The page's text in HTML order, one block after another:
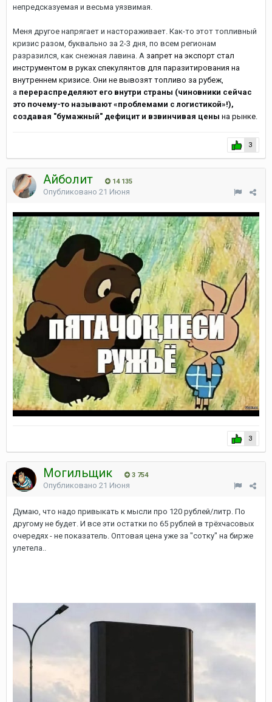
непредсказуемая и весьма уязвимая.
Меня другое напрягает и настораживает. Как-то этот топливный
кризис разом, буквально за 2-3 дня, по всем регионам
разразился, как снежная лавина. А запрет на экспорт стал
инструментом в руках спекулянтов для паразитирования на
внутреннем кризисе. Они не вывозят топливо за рубеж,
а перераспределяют его внутри страны (чиновники сейчас
это почему-то называют «проблемами с логистикой»!),
создавая "бумажный" дефицит и взвинчивая цены на рынке.
3
Айболит 14 135
Опубликовано 21 Июня
3
Могильщик 3 754
Опубликовано 21 Июня
Думаю, что надо привыкать к мысли про 120 рублей/литр. По
другому не будет. И все эти остатки по 65 рублей в трёхчасовых
очередях - не показатель. Оптовая цена уже за "сотку" на бирже
улетела..